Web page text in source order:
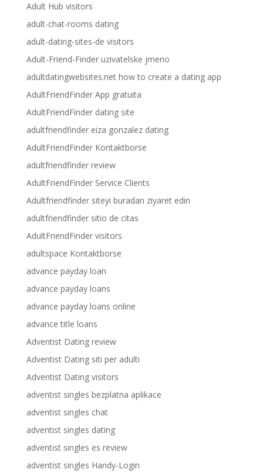
Adult Hub visitors
adult-chat-rooms dating
adult-dating-sites-de visitors
Adult-Friend-Finder uzivatelske jmeno
adultdatingwebsites.net how to create a dating app
AdultFriendFinder App gratuita
AdultFriendFinder dating site
adultfriendfinder eiza gonzalez dating
AdultFriendFinder Kontaktborse
adultfriendfinder review
AdultFriendFinder Service Clients
Adultfriendfinder siteyi buradan ziyaret edin
adultfriendfinder sitio de citas
AdultFriendFinder visitors
adultspace Kontaktborse
advance payday loan
advance payday loans
advance payday loans online
advance title loans
Adventist Dating review
Adventist Dating siti per adulti
Adventist Dating visitors
adventist singles bezplatna aplikace
adventist singles chat
adventist singles dating
adventist singles es review
adventist singles Handy-Login